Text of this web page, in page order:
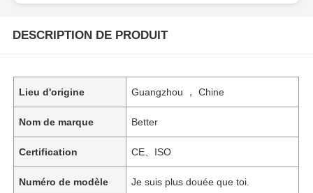
DESCRIPTION DE PRODUIT
Lieu d'origine Guangzhou ， Chine
Nom de marque Better
Certification CE、ISO
Numéro de modèle Je suis plus douée que toi.